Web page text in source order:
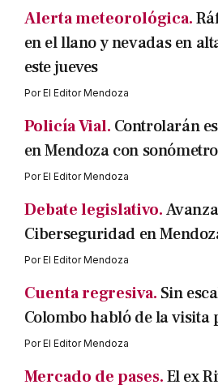
Alerta meteorológica.
en el llano y nevadas en
este jueves
PorEl Editor Mendoza
Policía Vial. Controlarán
en Mendoza con
PorEl Editor Mendoza
Debate legislativo.
Ciberseguridad en
PorEl Editor Mendoza
Cuenta regresiva. Sin
Colombo habló de la visita
PorEl Editor Mendoza
Mercado de pases.El ex